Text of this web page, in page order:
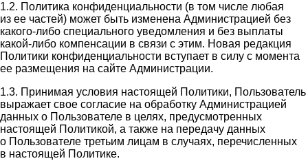
1.2. Политика конфиденциальности (в том числе любая
из ее частей) может быть изменена Администрацией без
какого-либо специального уведомления и без выплаты
какой-либо компенсации в связи с этим. Новая редакция
Политики конфиденциальности вступает в силу с момента
ее размещения на сайте Администрации.
1.3. Принимая условия настоящей Политики, Пользователь
выражает свое согласие на обработку Администрацией
данных о Пользователе в целях, предусмотренных
настоящей Политикой, а также на передачу данных
о Пользователе третьим лицам в случаях, перечисленных
в настоящей Политике.